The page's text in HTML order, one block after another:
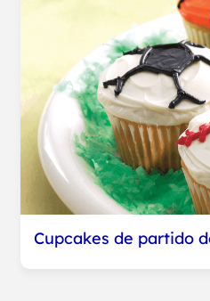
Cupcakes de partido